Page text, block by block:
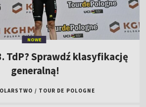
NOWE
TdP? Sprawdź klasyfikację
generalną!
/ TOUR DE POLOGNE